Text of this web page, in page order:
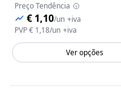
Preço Tendência
€ 1,10/un +iva
PVP€ 1,18/un +iva
Ver opções